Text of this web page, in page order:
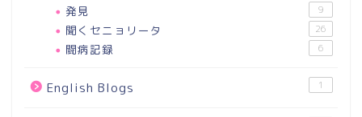
発見 9
聞くセニョリータ 26
闘病記録 6
English Blogs 1